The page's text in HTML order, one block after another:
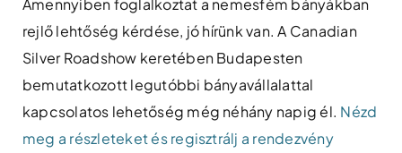
Amennyiben foglalkoztat a nemesfém bányákban
rejlő lehtőség kérdése, jó hírünk van. A Canadian
Silver Roadshow keretében Budapesten
bemutatkozott legutóbbi bányavállalattal
kapcsolatos lehetőség még néhány napig él. Nézd
meg a részleteket és regisztrálj a rendezvény